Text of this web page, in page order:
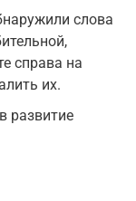
слова
справа на
их.
развитие